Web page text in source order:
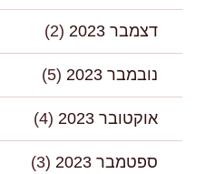
דצמבר 2023 (2)
נובמבר 2023 (5)
אוקטובר 2023 (4)
ספטמבר 2023 (3)